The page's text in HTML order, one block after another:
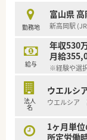
時短勤務が
■年間休日
■日用品か
たくさんあり
勤務地
富山県
新高岡駅
給与
年収530
月給
※経験や選
法人
名
ウエルシ
ウエルシア
1ヶ月単
所定労働